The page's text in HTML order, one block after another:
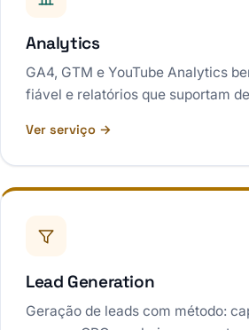
Analytics
GA4, GTM e YouTube Analytics
fiável e relatórios que suportam
Ver serviço →
Lead Generation
Geração de leads com método: